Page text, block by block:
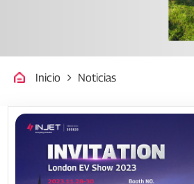
Inicio Noticias